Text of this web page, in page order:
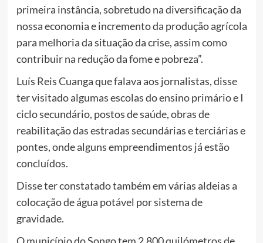
primeira instância, sobretudo na diversificação da
nossa economia e incremento da produção agrícola
para melhoria da situação da crise, assim como
contribuir na redução da fome e pobreza”.
Luís Reis Cuanga que falava aos jornalistas, disse
ter visitado algumas escolas do ensino primário e I
ciclo secundário, postos de saúde, obras de
reabilitação das estradas secundárias e terciárias e
pontes, onde alguns empreendimentos já estão
concluídos.
Disse ter constatado também em várias aldeias a
colocação de água potável por sistema de
gravidade.
O município do Songo tem 2.800 quilómetros de